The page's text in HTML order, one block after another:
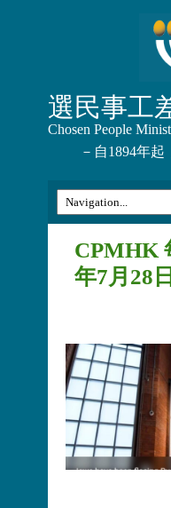
選民事工
Chosen People
－自1894年
CPMHK
年7月28日